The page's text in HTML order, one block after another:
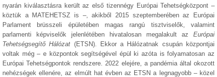
nyarán kiválasztásra került az első tizennégy Európai Tehetségközpont –
köztük a MATEHETSZ is –, akikből 2015 szeptemberében az Európai
Parlament brüsszeli épületében magas rangú tisztviselők, valamint
parlamenti képviselők jelenlétében hivatalosan megalakult az Európai
Tehetségsegítő Hálózat (ETSN). Ekkor a Hálózatnak csupán központjai
voltak még – e központok segítségével épül ki azóta is folyamatosan az
Európai Tehetségpontok rendszere. 2022 elejére, a pandémia által okozott
nehézségek ellenére, az elmúlt hat évben az ETSN a legnagyobb – közel